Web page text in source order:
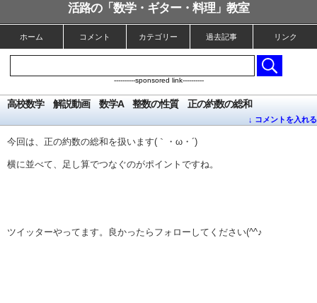
活路の「数学・ギター・料理」教室
ホーム コメント カテゴリー 過去記事 リンク
----------sponsored link----------
高校数学 解説動画 数学A 整数の性質 正の約数の総和
↓ コメントを入れる
今回は、正の約数の総和を扱います(｀・ω・´)
横に並べて、足し算でつなぐのがポイントですね。
ツイッターやってます。良かったらフォローしてください(^^♪